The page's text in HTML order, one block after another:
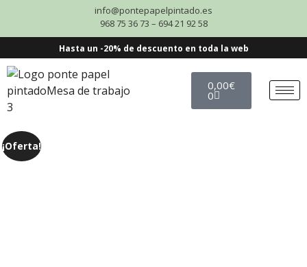
info@pontepapelpintado.es
968 75 36 73 – 694 21 92 58
Hasta un -20% de descuento en toda la web
0,00€
0
¡Oferta!